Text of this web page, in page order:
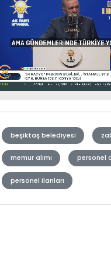
Mute Stream
beşiktaş belediyesi
memur alımı personel
personel ilanları